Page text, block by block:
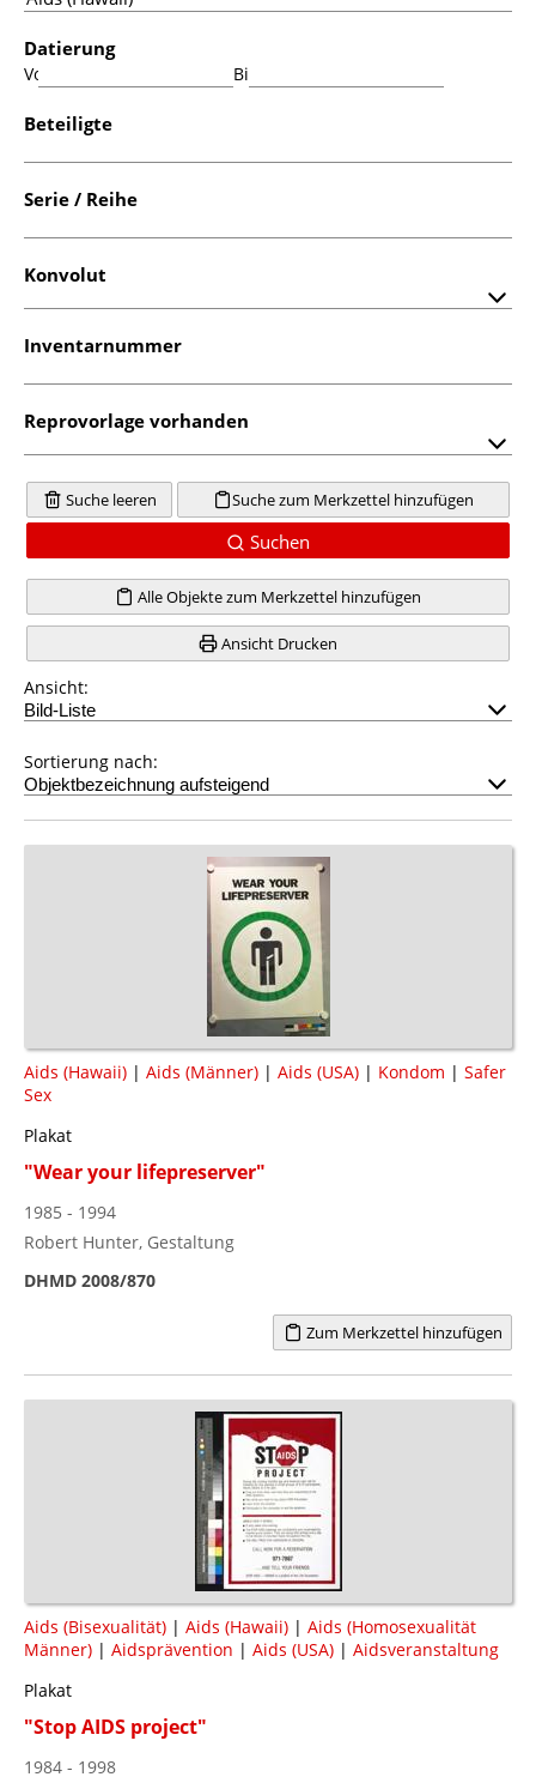
Datierung
Von: Bis:
Beteiligte
Serie / Reihe
Konvolut
Inventarnummer
Reprovorlage vorhanden
Suche leeren Suche zum Merkzettel hinzufügen
Suchen
Alle Objekte zum Merkzettel hinzufügen
Ansicht Drucken
Ansicht:
Sortierung nach:
Aids (Hawaii) | Aids (Männer) | Aids (USA) | Kondom | Safer
Sex
Plakat
"Wear your lifepreserver"
1985 - 1994
Robert Hunter, Gestaltung
DHMD 2008/870
Zum Merkzettel hinzufügen
Aids (Bisexualität) | Aids (Hawaii) | Aids (Homosexualität
Männer) | Aidsprävention | Aids (USA) | Aidsveranstaltung
Plakat
"Stop AIDS project"
1984 - 1998